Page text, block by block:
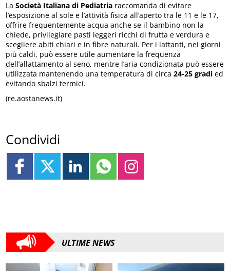
LaSocietà Italiana di Pediatria raccomanda di evitare
l’esposizione al sole e l’attività fisica all’aperto tra le 11 e le 17,
offrire frequentemente acqua anche se il bambino non la
chiede, privilegiare pasti leggeri ricchi di frutta e verdura e
scegliere abiti chiari e in fibre naturali. Per i lattanti, nei giorni
più caldi, può essere utile aumentare la frequenza
dell’allattamento al seno, mentre l’aria condizionata può essere
utilizzata mantenendo una temperatura di circa24-25 gradi ed
evitando sbalzi termici.
(re.aostanews.it)
Condividi
ULTIME NEWS